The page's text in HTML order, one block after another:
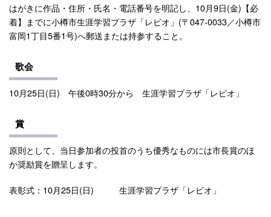
はがきに作品・住所・氏名・電話番号を明記し、10月9日(金)【必
着】までに小樽市生涯学習プラザ「レピオ」(〒047-0033／小樽市
富岡1丁目5番1号)へ郵送または持参すること。
歌会
10月25日(日) 午後0時30分から 生涯学習プラザ「レピオ」
賞
原則として、当日参加者の投首のうち優秀なものには市長賞のほ
か奨励賞を贈呈します。
表彰式：10月25日(日) 生涯学習プラザ「レピオ」